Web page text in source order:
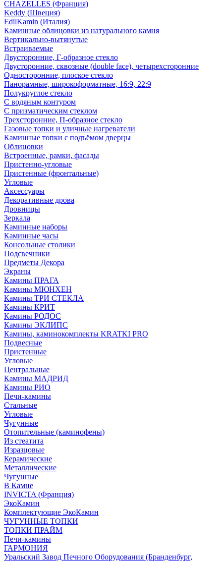
CHAZELLES (Франция)
Keddy (Швеция)
EdilKamin (Италия)
Каминные облицовки из натурального камня
Вертикально-вытянутые
Встраиваемые
Двусторонние, Г-образное стекло
Двусторонние, сквозные (double face), четырехсторонние
Односторонние, плоское стекло
Панорамные, широкоформатные, 16:9, 22:9
Полукруглое стекло
С водяным контуром
С призматическим стеклом
Трехсторонние, П-образное стекло
Газовые топки и уличные нагреватели
Каминные топки с подъёмом дверцы
Облицовки
Встроенные, рамки, фасады
Пристенно-угловые
Пристенные (фронтальные)
Угловые
Аксессуары
Декоративные дрова
Дровницы
Зеркала
Каминные наборы
Каминные часы
Консольные столики
Подсвечники
Предметы Декора
Экраны
Камины ПРАГА
Камины МЮНХЕН
Камины ТРИ СТЕКЛА
Камины КРИТ
Камины РОДОС
Камины ЭКЛИПС
Камины, каминокомплекты KRATKI PRO
Подвесные
Пристенные
Угловые
Центральные
Камины МАДРИД
Камины РИО
Печи-камины
Стальные
Угловые
Чугунные
Отопительные (каминофены)
Из стеатита
Изразцовые
Керамические
Металлические
Чугунные
В Камне
INVICTA (Франция)
ЭкоКамин
Комплектующие ЭкоКамин
ЧУГУННЫЕ ТОПКИ
ТОПКИ ПРАЙМ
Печи-камины
ГАРМОНИЯ
Уральский Завод Печного Оборудования (Бранденбург,